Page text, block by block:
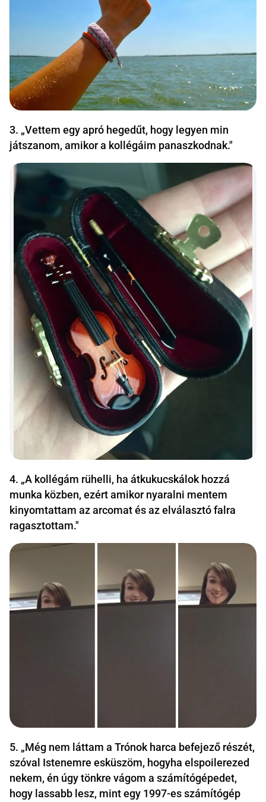
3. „Vettem egy apró hegedűt, hogy legyen min
játszanom, amikor a kollégáim panaszkodnak."
4. „A kollégám rühelli, ha átkukucskálok hozzá
munka közben, ezért amikor nyaralni mentem
kinyomtattam az arcomat és az elválasztó falra
ragasztottam."
5. „Még nem láttam a Trónok harca befejező részét,
szóval Istenemre esküszöm, hogyha elspoilerezed
nekem, én úgy tönkre vágom a számítógépedet,
hogy lassabb lesz, mint egy 1997-es számítógép